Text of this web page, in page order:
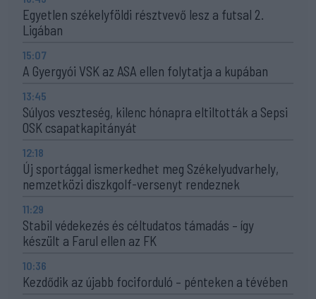
Egyetlen székelyföldi résztvevő lesz a futsal 2.
Ligában
15:07
A Gyergyói VSK az ASA ellen folytatja a kupában
13:45
Súlyos veszteség, kilenc hónapra eltiltották a Sepsi
OSK csapatkapitányát
12:18
Új sportággal ismerkedhet meg Székelyudvarhely,
nemzetközi diszkgolf-versenyt rendeznek
11:29
Stabil védekezés és céltudatos támadás – így
készült a Farul ellen az FK
10:36
Kezdődik az újabb fociforduló – pénteken a tévében